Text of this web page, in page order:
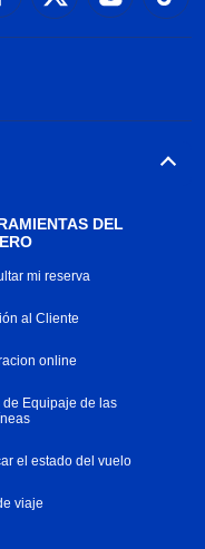
DEL
mi reserva
al Cliente
online
de Equipaje de las
el estado del vuelo
viaje